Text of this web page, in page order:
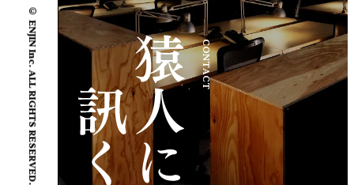
© ENJIN Inc. ALL RIGHTS RESERVED.
CONTACT